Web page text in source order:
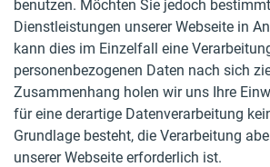
benutzen. Möchten Sie jedoch
Dienstleistungen unserer Webseite in
kann dies im Einzelfall eine
personenbezogenen Daten nach sich
Zusammenhang holen wir uns Ihre
für eine derartige Datenverarbeitung
Grundlage besteht, die Verarbeitung
unserer Webseite erforderlich ist.